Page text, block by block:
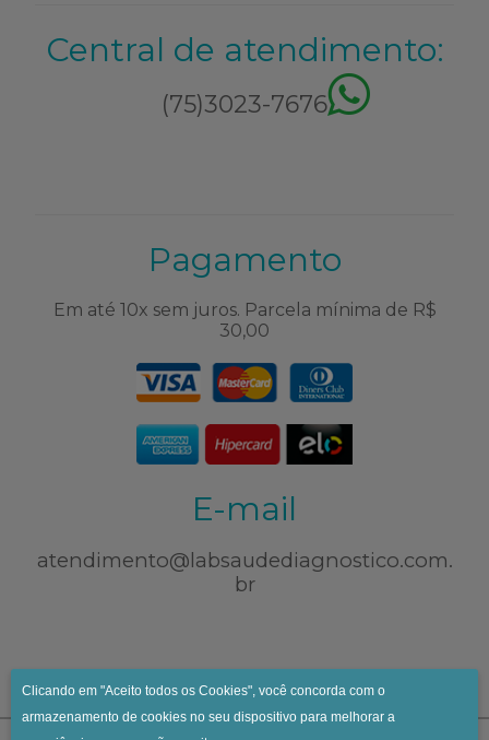
Central de atendimento:
(75)3023-7676
Pagamento
Em até 10x sem juros. Parcela mínima de R$
30,00
E-mail
atendimento@labsaudediagnostico.com.
br
Clicando em "Aceito todos os Cookies", você concorda com o
armazenamento de cookies no seu dispositivo para melhorar a